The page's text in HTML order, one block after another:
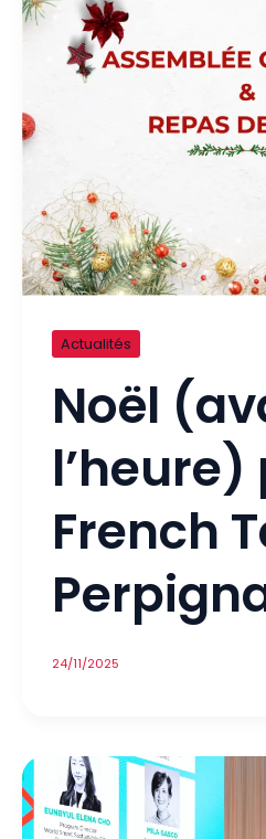
Actualités
Noël
French
24/11/2025